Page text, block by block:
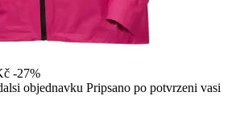
-27%
objednavku Pripsano po potvrzeni vasi